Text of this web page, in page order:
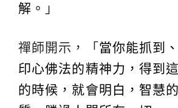
解。 」
禪師開示，「 當你能抓到
印心佛法的精神力，得到
的時候，就會明白，智慧